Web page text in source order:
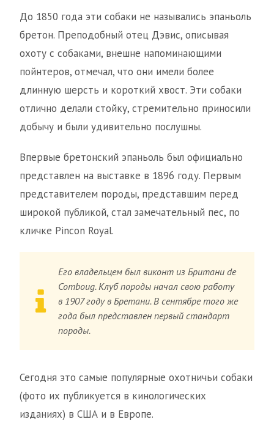
До 1850 года эти собаки не назывались эпаньоль
бретон. Преподобный отец Дэвис, описывая
охоту с собаками, внешне напоминающими
пойнтеров, отмечал, что они имели более
длинную шерсть и короткий хвост. Эти собаки
отлично делали стойку, стремительно приносили
добычу и были удивительно послушны.
Впервые бретонский эпаньоль был официально
представлен на выставке в 1896 году. Первым
представителем породы, представшим перед
широкой публикой, стал замечательный пес, по
кличке Pincon Royal.
Его владельцем был виконт из Британи de
Comboug. Клуб породы начал свою работу
в 1907 году в Бретани. В сентябре того же
года был представлен первый стандарт
породы.
Сегодня это самые популярные охотничьи собаки
(фото их публикуется в кинологических
изданиях) в США и в Европе.